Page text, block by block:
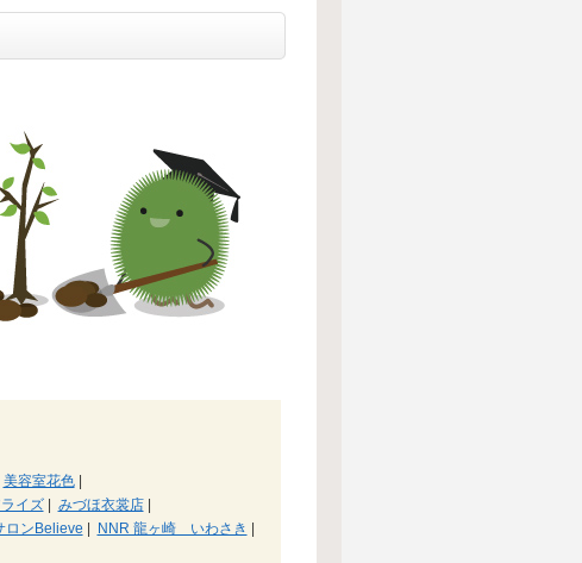
美容室花色|
イズ| みづほ衣裳店|
ロンBelieve NNR 龍ヶ崎 いわさき